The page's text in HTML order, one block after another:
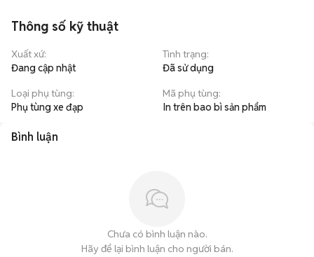
Thông số kỹ thuật
Xuất xứ:
Đang cập nhật
Tình trạng:
Đã sử dụng
Loại phụ tùng:
Phụ tùng xe đạp
Mã phụ tùng:
In trên bao bì sản phẩm
Bình luận
Chưa có bình luận nào.
Hãy để lại bình luận cho người bán.